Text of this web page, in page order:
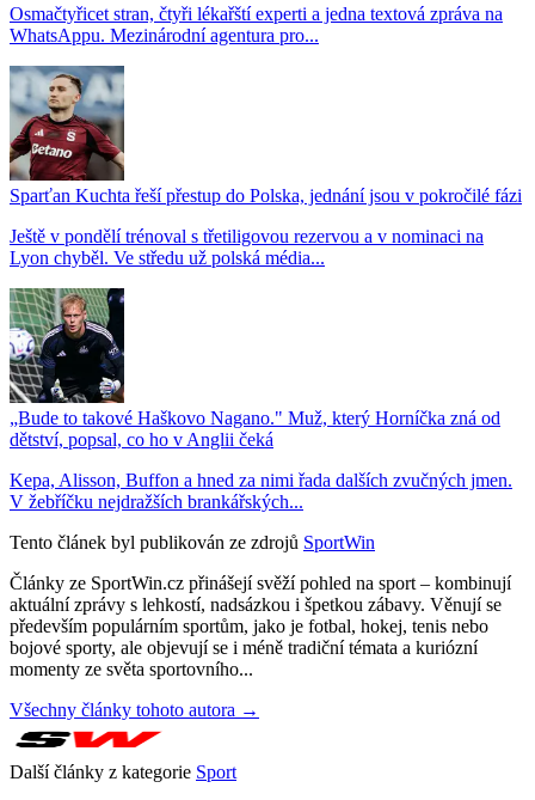
Osmačtyřicet stran, čtyři lékařští experti a jedna textová zpráva na
WhatsAppu. Mezinárodní agentura pro...
Sparťan Kuchta řeší přestup do Polska, jednání jsou v pokročilé fázi
Ještě v pondělí trénoval s třetiligovou rezervou a v nominaci na
Lyon chyběl. Ve středu už polská média...
„Bude to takové Haškovo Nagano." Muž, který Horníčka zná od
dětství, popsal, co ho v Anglii čeká
Kepa, Alisson, Buffon a hned za nimi řada dalších zvučných jmen.
V žebříčku nejdražších brankářských...
Tento článek byl publikován ze zdrojů SportWin
Články ze SportWin.cz přinášejí svěží pohled na sport – kombinují
aktuální zprávy s lehkostí, nadsázkou i špetkou zábavy. Věnují se
především populárním sportům, jako je fotbal, hokej, tenis nebo
bojové sporty, ale objevují se i méně tradiční témata a kuriózní
momenty ze světa sportovního...
Všechny články tohoto autora →
Další články z kategorie Sport